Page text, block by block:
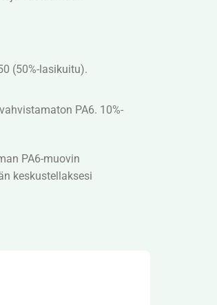
(50%-lasikuitu).
PA6. 10%-
PA6-muovin
keskustellaksesi